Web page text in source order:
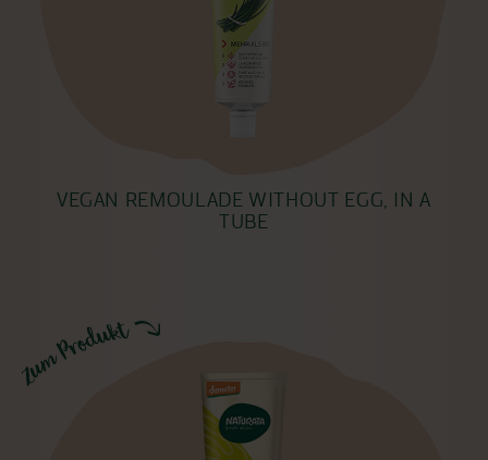
VEGAN REMOULADE WITHOUT EGG, IN A
TUBE